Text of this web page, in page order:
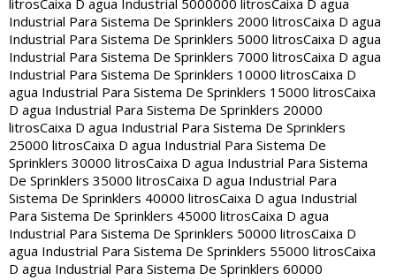
litrosCaixa D agua Industrial 5000000 litrosCaixa D agua
Industrial Para Sistema De Sprinklers 2000 litrosCaixa D agua
Industrial Para Sistema De Sprinklers 5000 litrosCaixa D agua
Industrial Para Sistema De Sprinklers 7000 litrosCaixa D agua
Industrial Para Sistema De Sprinklers 10000 litrosCaixa D
agua Industrial Para Sistema De Sprinklers 15000 litrosCaixa
D agua Industrial Para Sistema De Sprinklers 20000
litrosCaixa D agua Industrial Para Sistema De Sprinklers
25000 litrosCaixa D agua Industrial Para Sistema De
Sprinklers 30000 litrosCaixa D agua Industrial Para Sistema
De Sprinklers 35000 litrosCaixa D agua Industrial Para
Sistema De Sprinklers 40000 litrosCaixa D agua Industrial
Para Sistema De Sprinklers 45000 litrosCaixa D agua
Industrial Para Sistema De Sprinklers 50000 litrosCaixa D
agua Industrial Para Sistema De Sprinklers 55000 litrosCaixa
D agua Industrial Para Sistema De Sprinklers 60000